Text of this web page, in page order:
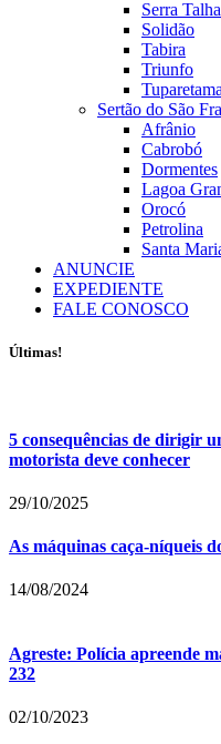
Serra
Solidão
Tabira
Triunfo
Tuparetama
Sertão do São
Afrânio
Cabrobó
Dormentes
Lagoa
Orocó
Petrolina
Santa
ANUNCIE
EXPEDIENTE
FALE CONOSCO
Últimas!
5 consequências de dirigir
motorista deve conhecer
29/10/2025
As máquinas caça-níqueis
14/08/2024
Agreste: Polícia apreende
232
02/10/2023